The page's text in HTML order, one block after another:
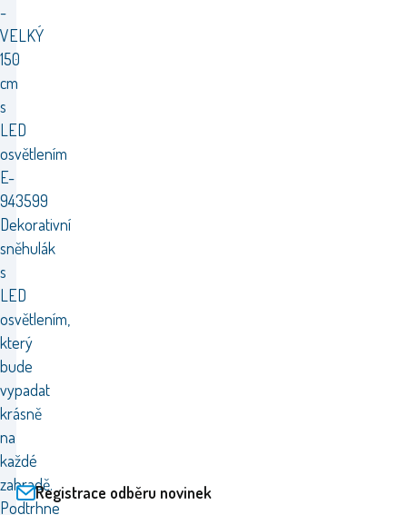
-
VELKÝ
150
cm
s
LED
osvětlením
E-
943599
Dekorativní
sněhulák
s
LED
osvětlením,
který
bude
vypadat
krásně
na
každé
zahradě.
Podtrhne
Registrace odběru novinek